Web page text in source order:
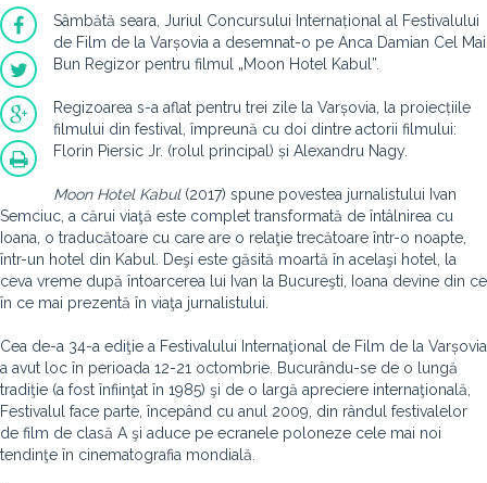
Sâmbătă seara, Juriul Concursului Internațional al Festivalului
de Film de la Varșovia a desemnat-o pe Anca Damian Cel Mai
Bun Regizor pentru filmul „Moon Hotel Kabul”.
Regizoarea s-a aflat pentru trei zile la Varșovia, la proiecțiile
filmului din festival, împreună cu doi dintre actorii filmului:
Florin Piersic Jr. (rolul principal) și Alexandru Nagy.
Moon Hotel Kabul(2017) spune povestea jurnalistului Ivan
Semciuc, a cărui viaţă este complet transformată de întâlnirea cu
Ioana, o traducătoare cu care are o relaţie trecătoare într-o noapte,
într-un hotel din Kabul. Deşi este găsită moartă în acelaşi hotel, la
ceva vreme după întoarcerea lui Ivan la Bucureşti, Ioana devine din ce
în ce mai prezentă în viaţa jurnalistului.
Cea de-a 34-a ediţie a Festivalului Internaţional de Film de la Varșovia
a avut loc în perioada 12-21 octombrie. Bucurându-se de o lungă
tradiţie (a fost înfiinţat în 1985) şi de o largă apreciere internaţională,
Festivalul face parte, începând cu anul 2009, din rândul festivalelor
de film de clasă A şi aduce pe ecranele poloneze cele mai noi
tendinţe în cinematografia mondială.